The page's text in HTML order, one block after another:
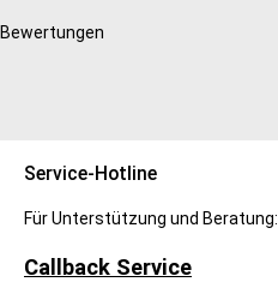
Bewertungen
Service-Hotline
Für Unterstützung und Beratung:
Callback Service